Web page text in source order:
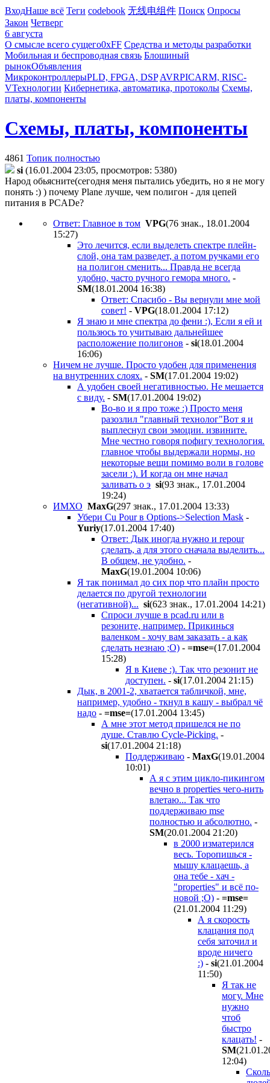
ВходНаше всё Теги codebook 无线电组件 Поиск Опросы
Закон Четверг
6 августа
О смысле всего сущего0xFF Средства и методы разработки
Мобильная и беспроводная связь Блошиный
рынокОбъявления
МикроконтроллерыPLD, FPGA, DSP AVRPICARM, RISC-
VТехнологии Кибернетика, автоматика, протоколы Схемы,
платы, компоненты
Схемы, платы, компоненты
4861 Топик полностью
si (16.01.2004 23:05, просмотров: 5380)
Народ обьясните(сегодня меня пытались убедить, но я не могу
понять :) ) почему Plane лучше, чем полигон - для цепей
питания в PCADе?
Ответ: Главное в том VPG(76 знак., 18.01.2004
15:27)
Это лечится, если выделеть спектре плейн-
слой, она там разведет, а потом ручками его
на полигон сменить... Правда не всегда
удобно, часто ручного гемора много. -
SM(18.01.2004 16:38)
Ответ: Спасибо - Вы вернули мне мой
совет! - VPG(18.01.2004 17:12)
Я знаю и мне спектра до фени :), Если я ей и
пользюсь то учитываю дальнейшее
расположение полигонов - si(18.01.2004
16:06)
Ничем не лучше. Просто удобен для применения
на внутренних слоях. - SM(17.01.2004 19:02)
А удобен своей негативностью. Не мешается
с виду. - SM(17.01.2004 19:02)
Во-во и я про тоже :) Просто меня
разозлил "главный технолог"Вот я и
выплеснул свои эмоции. извините.
Мне честно говоря пофигу технология.
главное чтобы выдержали нормы, но
некоторые вещи помимо воли в голове
засели :). И когда он мне начал
заливать о э si(93 знак., 17.01.2004
19:24)
ИМХО MaxG(297 знак., 17.01.2004 13:33)
Убери Cu Pour в Options->Selection Mask -
Yuriy(17.01.2004 17:40)
Ответ: Дык иногда нужно и repour
сделать, а для этого сначала выделить...
В общем, не удобно. -
MaxG(19.01.2004 10:06)
Я так понимал до сих пор что плайн просто
делается по другой технологии
(негативной)... si(623 знак., 17.01.2004 14:21)
Спроси лучше в pcad.ru или в
резоните, например. Прикинься
валенком - хочу вам заказать - а как
сделать незнаю ;О) - =mse=(17.01.2004
15:28)
Я в Киеве :). Так что резонит не
доступен. - si(17.01.2004 21:15)
Дык, в 2001-2, хватается табличкой, мне,
например, удобно - ткнул в кашу - выбрал чё
надо - =mse=(17.01.2004 13:45)
А мне этот метод пришелся не по
душе. Ставлю Cycle-Picking. -
si(17.01.2004 21:18)
Поддерживаю - MaxG(19.01.2004
10:01)
А я с этим цикло-пикингом
вечно в properties чего-нить
влетаю... Так что
поддерживаю mse
полностью и абсолютно. -
SM(20.01.2004 21:20)
в 2000 изматерился
весь. Торопишься -
мышу клацаешь, а
она тебе - хач -
"properties" и всё по-
новой ;О) - =mse=
(21.01.2004 11:29)
А я скорость
клацания под
себя заточил и
вроде ничего
:) - si(21.01.2004
11:50)
Я так не
могу. Мне
нужно
чтоб
быстро
клацать! -
SM
12:04)